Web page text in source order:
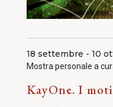
18 settembre - 10
Mostra personale a
KayOne. I